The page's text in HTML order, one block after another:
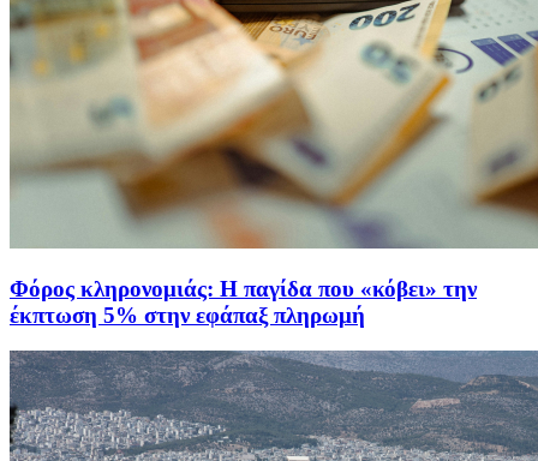
Φόρος κληρονομιάς: Η παγίδα που «κόβει» την
έκπτωση 5% στην εφάπαξ πληρωμή